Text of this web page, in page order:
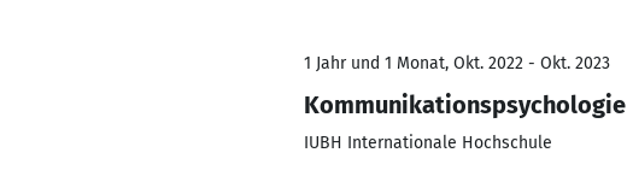
1 Jahr und 1 Monat, Okt. 2022 - Okt. 2023
Kommunikationspsychologie
IUBH Internationale Hochschule